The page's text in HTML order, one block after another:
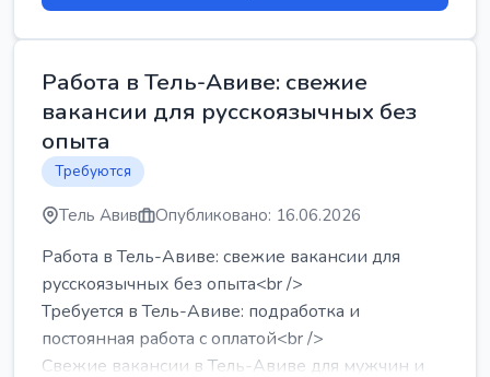
Работа в Тель-Авиве: свежие
вакансии для русскоязычных без
опыта
Требуются
Тель Авив Опубликовано: 16.06.2026
Работа в Тель-Авиве: свежие вакансии для
русскоязычных без опыта<br />
Требуется в Тель-Авиве: подработка и
постоянная работа с оплатой<br />
Свежие вакансии в Тель-Авиве для мужчин и